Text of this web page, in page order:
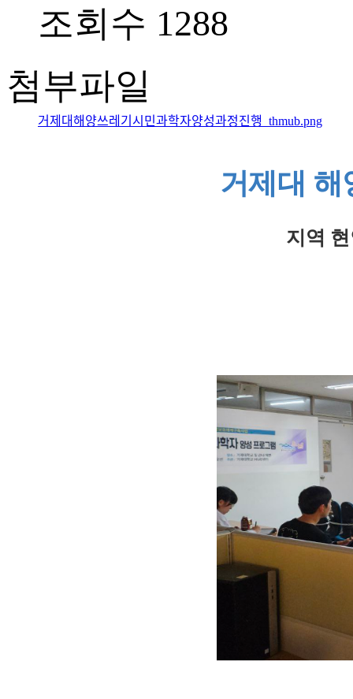
조회수 1288
첨부파일
거제대해양쓰레기시민과학자양성과정진행_thmub.png
거제대 해
지역